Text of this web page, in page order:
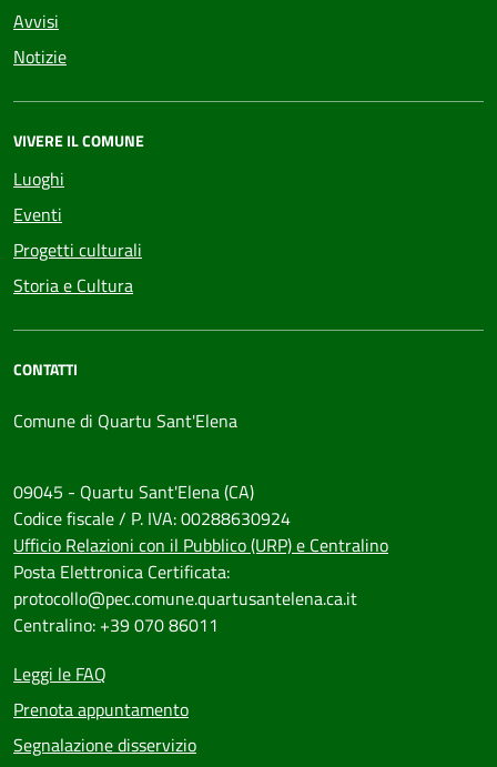
Avvisi
Notizie
VIVERE IL COMUNE
Luoghi
Eventi
Progetti culturali
Storia e Cultura
CONTATTI
Comune di Quartu Sant'Elena
09045 - Quartu Sant'Elena (CA)
Codice fiscale / P. IVA: 00288630924
Ufficio Relazioni con il Pubblico (URP) e Centralino
Posta Elettronica Certificata:
protocollo@pec.comune.quartusantelena.ca.it
Centralino: +39 070 86011
Leggi le FAQ
Prenota appuntamento
Segnalazione disservizio